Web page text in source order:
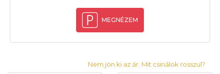
MEGNÉZEM
Nem jön ki az ár. Mit csinálok rosszul?